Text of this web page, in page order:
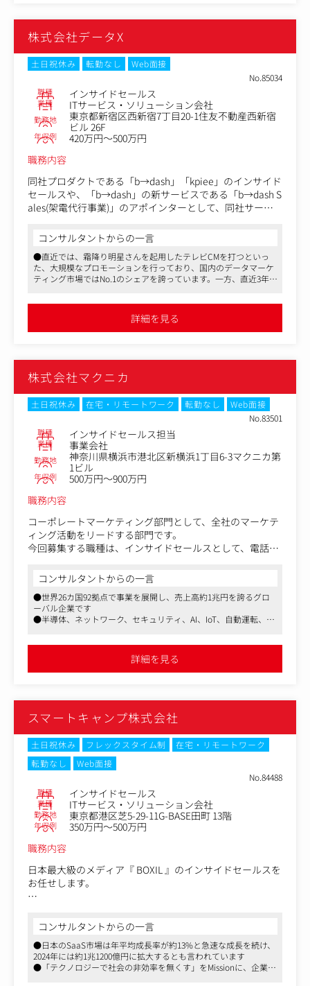
フィールドセールスへ連携します。
■インサイドセールス施策の企画推進
・フィールドセールスに繋ぐ商談の「質」と「量」を最大
化させるため、各種顧客育成施策を企画・推進します。
株式会社データX
土日祝休み 転勤なし
Web面接
No.85034
職種 インサイドセールス
業種 ITサービス・ソリューション会社
勤務地
東京都新宿区西新宿7丁目20-1住友不動産西新宿
ビル 26F
年収例
420万円～500万円
職務内容
同社プロダクトである「b→dash」「kpiee」のインサイド
セールスや、「b→dash」の新サービスである「b→dash S
ales(架電代行事業)」のアポインターとして、同社サービ
きます。
・お客様への架電業務（アポ打診/ヒアリング）
・メールを通じたアポ獲得業務（カスタムメールの作成/
送付）
・18:00-19:00 チームでの振り返り
・19:00-20:00 お客様対応
■スキルの習得度合いによって、将来的に携わるチャンス
がある業務
Inside Salesからのスタートとなりますが、知識の習得度
合いに応じてゆくゆくは以下のような業務にも挑戦するチ
ャンスもございます
■アポインターとしてのマネジメント経験
・アルバイトのテレアポスタッフのマネジメント
すり合わせ
■フィールドセールス(新規開拓営業)の経験
・フィールドセールスとして、アポ獲得後の商談～クロー
コンサルタントからの一言
●直近では、霜降り明星さんを起用したテレビCMを打つといっ
た、大規模なプロモーションを行っており、国内のデータマーケ
ティング市場ではNo.1のシェアを誇っています。一方、直近3年で
●クライアントは、広告、食品、金融、IT、スポーツ、教育、不
動産などのナショナルクライアントが多いです
●社員の成長を応援し、成果に応じた報酬を提供しています。平
●IT未経験の方でも、努力次第でしっかりと成果を出すことがで
詳細を見る
株式会社マクニカ
土日祝休み 在宅・リモートワーク 転勤なし
Web面接
No.83501
職種 インサイドセールス担当
業種 事業会社
勤務地
神奈川県横浜市港北区新横浜1丁目6-3マクニカ第
1ビル
年収例
500万円～900万円
職務内容
コーポレートマーケティング部門として、全社のマーケテ
ィング活動をリードする部門です。
今回募集する職種は、インサイドセールスとして、電話・
存顧客に対して非対面で営業活動を行う職種となります。
営業効率の向上や、マーケティングとの連携によるリード
を育成頂き、営業担当やECチャネルでお客様にご購入いた
だくきっかけを作っていただく重要なポジションです。
録
・フィールドセールスやマーケティング部門との連携
・商談設定および成約支援
・顧客ポータルや営業資料の案内・共有
コンサルタントからの一言
●世界26カ国92拠点で事業を展開し、売上高約1兆円を誇るグロ
ーバル企業です
●半導体、ネットワーク、セキュリティ、AI、IoT、自動運転、ロ
●リモートワーク可、賞与5ヶ月分支給実績等働きやすさが整っ
詳細を見る
スマートキャンプ株式会社
土日祝休み フレックスタイム制
在宅・リモートワーク
転勤なし
Web面接
No.84488
職種 インサイドセールス
業種 ITサービス・ソリューション会社
勤務地 東京都港区芝5-29-11G-BASE田町 13階
年収例
350万円～500万円
職務内容
日本最大級のメディア『 BOXIL 』のインサイドセールスを
お任せします。
-ご入社当初はアウトバウンドをメインに対応いただきBOX
IL業務に慣れていただきます
-その後、本人適性やチーム状況を踏まえて、インバウンド
またはアウトバウンドアプローチ、いずれかを担っていた
だきます
コンサルタントからの一言
●日本のSaaS市場は年平均成長率が約13%と急速な成長を続け、
2024年には約1兆1200億円に拡大するとも言われています
●「テクノロジーで社会の非効率を無くす」をMissionに、企業の